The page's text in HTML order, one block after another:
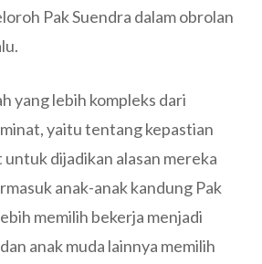
Pak Suendra dalam obrolan
yang lebih kompleks dari
yaitu tentang kepastian
dijadikan alasan mereka
anak-anak kandung Pak
memilih bekerja menjadi
anak muda lainnya memilih